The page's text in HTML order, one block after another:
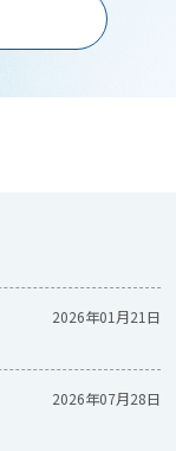
2026年01月21日
2026年07月28日